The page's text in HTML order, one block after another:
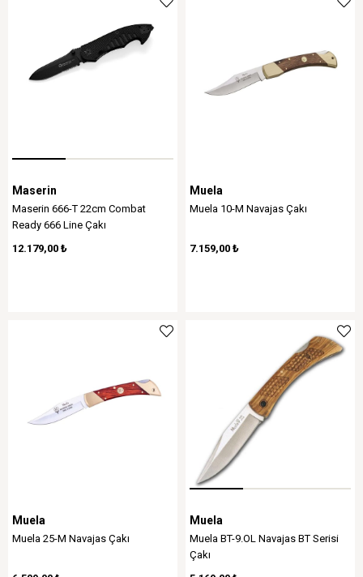
Maserin
Maserin 666-T 22cm Combat
Ready 666 Line Çakı
12.179,00 ₺
Muela
Muela 10-M Navajas Çakı
7.159,00 ₺
Muela
Muela 25-M Navajas Çakı
Muela
Muela BT-9.OL Navajas BT Serisi
Çakı